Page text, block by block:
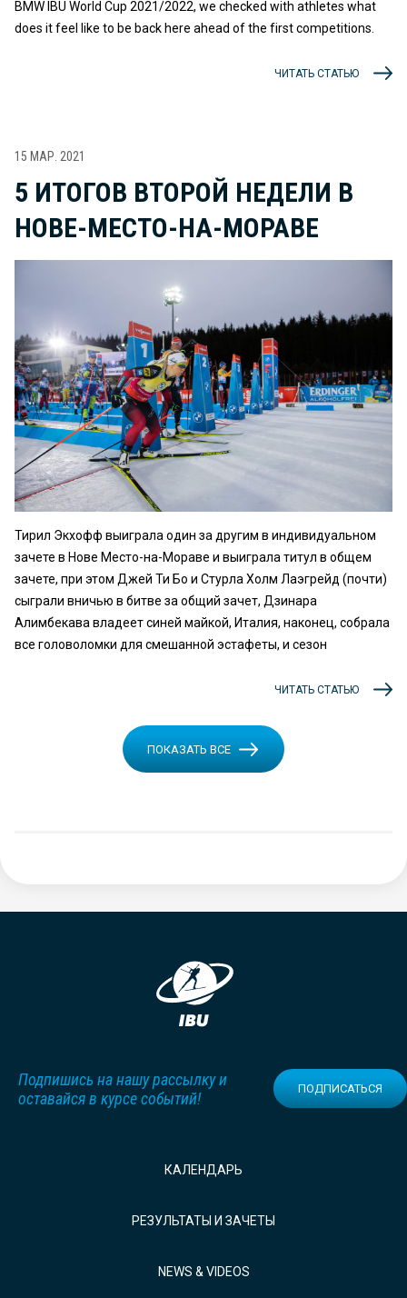
BMW IBU World Cup 2021/2022, we checked with athletes what
does it feel like to be back here ahead of the first competitions.
ЧИТАТЬ СТАТЬЮ
15 МАР. 2021
5 ИТОГОВ ВТОРОЙ НЕДЕЛИ В
НОВЕ-МЕСТО-НА-МОРАВЕ
Тирил Экхофф выиграла один за другим в индивидуальном
зачете в Нове Место-на-Мораве и выиграла титул в общем
зачете, при этом Джей Ти Бо и Стурла Холм Лаэгрейд (почти)
сыграли вничью в битве за общий зачет, Дзинара
Алимбекава владеет синей майкой, Италия, наконец, собрала
все головоломки для смешанной эстафеты, и сезон
ЧИТАТЬ СТАТЬЮ
ПОКАЗАТЬ ВСЕ
Подпишись на нашу рассылку и
оставайся в курсе событий!
ПОДПИСАТЬСЯ
КАЛЕНДАРЬ
РЕЗУЛЬТАТЫ И ЗАЧЕТЫ
NEWS & VIDEOS